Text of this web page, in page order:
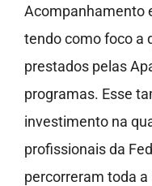
Acompanhamento
tendo como foco a
prestados pelas
programas. Esse
investimento na
profissionais da
percorreram toda